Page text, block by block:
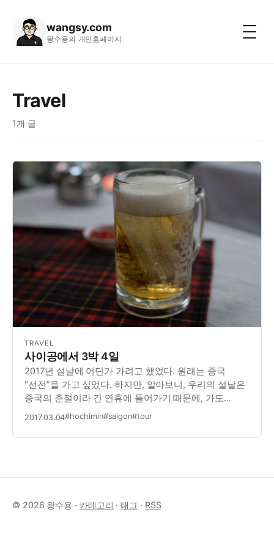
wangsy.com
왕수용의 개인홈페이지
Travel
1개 글
TRAVEL
사이공에서 3박 4일
2017년 설날에 어딘가 가려고 했었다. 원래는 중국
“선전”을 가고 싶었다. 하지만, 알아보니, 우리의 설날은
중국의 춘절이라 긴 연휴에 들어가기 때문에, 가도
아무것도 할 수 없다고 한다. 그래서 차선으로 선택한
있다. 호치민에 대해서 검색할 때에는 특히 영어…
2017.03.04#hochimin#saigon#tour
© 2026 왕수용 · 카테고리 ·태그 · RSS